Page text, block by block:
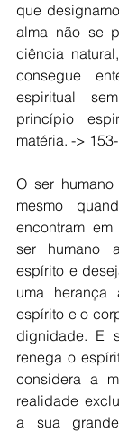
que
alma não se
ciência
consegue
espiritual
princípio
matéria. ->
O ser humano
mesmo
encontram
ser humano
espírito e
uma herança
espírito e o
dignidade. E
renega o
considera a
realidade
a sua